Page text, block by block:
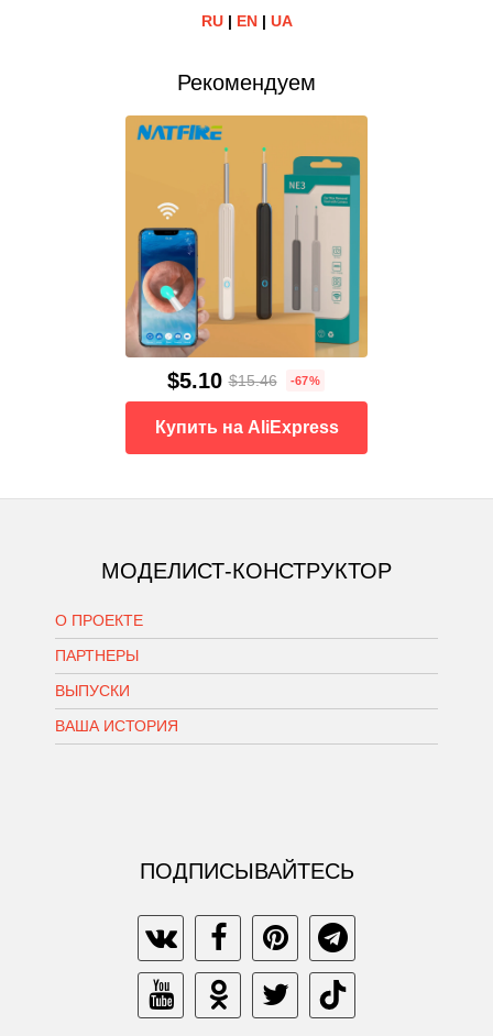
RU| EN| UA
Рекомендуем
$5.10 $15.46 -67%
Купить на AliExpress
МОДЕЛИСТ-КОНСТРУКТОР
О ПРОЕКТЕ
ПАРТНЕРЫ
ВЫПУСКИ
ВАША ИСТОРИЯ
ПОДПИСЫВАЙТЕСЬ